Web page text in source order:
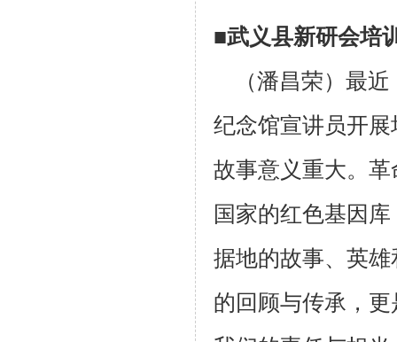
■武义县新研会培
（潘昌荣）最近
纪念馆宣讲员开
故事意义重大。
国家的红色基因
据地的故事、英
的回顾与传承，